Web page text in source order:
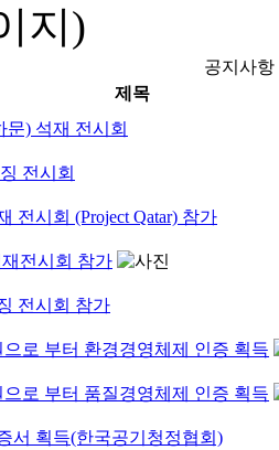
지)
공지사항
제목
문) 석재 전시회
전시회
전시회 (Project Qatar) 참가
재전시회 참가
전시회 참가
로 부터 환경경영체제 인증 획득
로 부터 품질경영체제 인증 획득
서 획득(한국공기청정협회)